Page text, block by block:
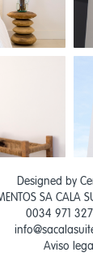
Designed by
SA CALA
0034 971
Aviso legal